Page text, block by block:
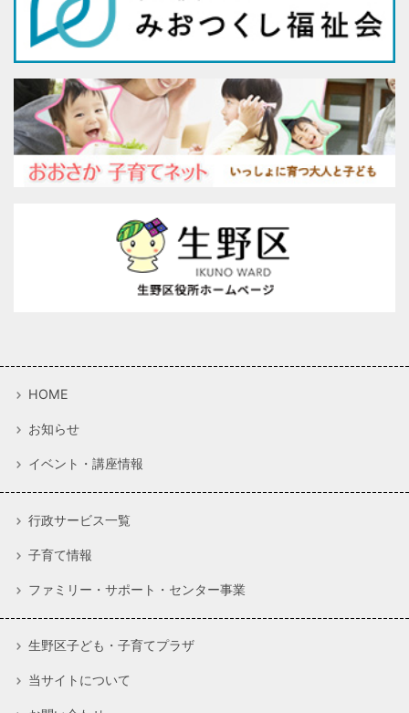
HOME
お知らせ
イベント・講座情報
行政サービス一覧
子育て情報
ファミリー・サポート・センター事業
生野区子ども・子育てプラザ
当サイトについて